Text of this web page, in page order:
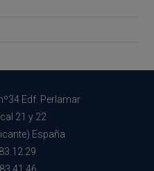
Edf. Perlamar
21 y 22
España